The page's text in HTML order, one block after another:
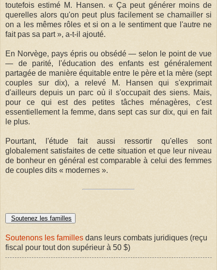
toutefois estimé M. Hansen. « Ça peut générer moins de
querelles alors qu'on peut plus facilement se chamailler si
on a les mêmes rôles et si on a le sentiment que l'autre ne
fait pas sa part », a-t-il ajouté.
En Norvège, pays épris ou obsédé — selon le point de vue
— de parité, l'éducation des enfants est généralement
partagée de manière équitable entre le père et la mère (sept
couples sur dix), a relevé M. Hansen qui s'exprimait
d'ailleurs depuis un parc où il s'occupait des siens. Mais,
pour ce qui est des petites tâches ménagères, c'est
essentiellement la femme, dans sept cas sur dix, qui en fait
le plus.
Pourtant, l'étude fait aussi ressortir qu'elles sont
globalement satisfaites de cette situation et que leur niveau
de bonheur en général est comparable à celui des femmes
de couples dits « modernes ».
Soutenez les familles
Soutenons les familles dans leurs combats juridiques (reçu
fiscal pour tout don supérieur à 50 $)